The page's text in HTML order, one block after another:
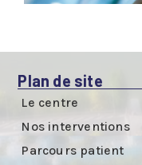
Plan de site
Le centre
Nos interventions
Parcours patient